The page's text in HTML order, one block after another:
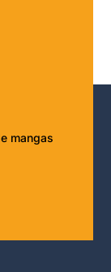
mangas